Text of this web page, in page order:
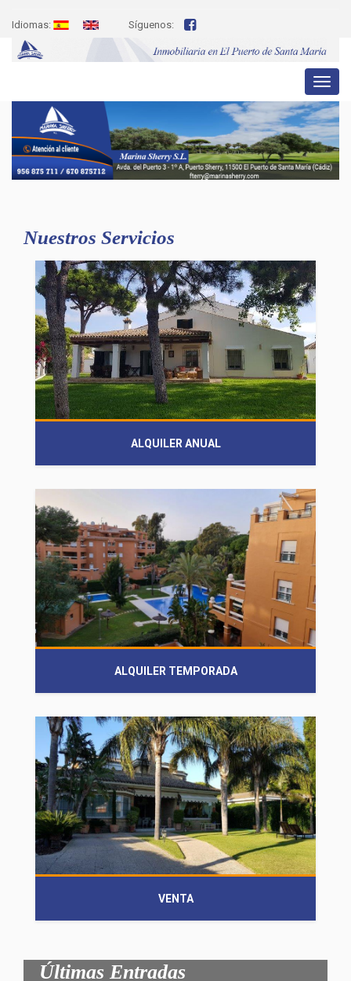
Idiomas: Síguenos:
Nuestros Servicios
ALQUILER ANUAL
ALQUILER TEMPORADA
VENTA
Últimas Entradas